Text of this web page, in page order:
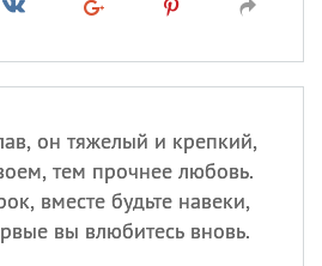
он тяжелый и крепкий,
тем прочнее любовь.
вместе будьте навеки,
вы влюбитесь вновь.